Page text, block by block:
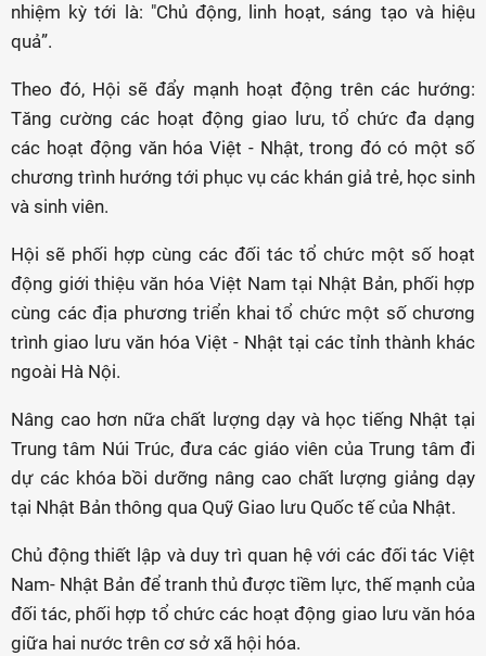
nhiệm kỳ tới là: "Chủ động, linh hoạt, sáng tạo và hiệu
quả”.
Theo đó, Hội sẽ đẩy mạnh hoạt động trên các hướng:
Tăng cường các hoạt động giao lưu, tổ chức đa dạng
các hoạt động văn hóa Việt - Nhật, trong đó có một số
chương trình hướng tới phục vụ các khán giả trẻ, học sinh
và sinh viên.
Hội sẽ phối hợp cùng các đối tác tổ chức một số hoạt
động giới thiệu văn hóa Việt Nam tại Nhật Bản, phối hợp
cùng các địa phương triển khai tổ chức một số chương
trình giao lưu văn hóa Việt - Nhật tại các tỉnh thành khác
ngoài Hà Nội.
Nâng cao hơn nữa chất lượng dạy và học tiếng Nhật tại
Trung tâm Núi Trúc, đưa các giáo viên của Trung tâm đi
dự các khóa bồi dưỡng nâng cao chất lượng giảng dạy
tại Nhật Bản thông qua Quỹ Giao lưu Quốc tế của Nhật.
Chủ động thiết lập và duy trì quan hệ với các đối tác Việt
Nam- Nhật Bản để tranh thủ được tiềm lực, thế mạnh của
đối tác, phối hợp tổ chức các hoạt động giao lưu văn hóa
giữa hai nước trên cơ sở xã hội hóa.